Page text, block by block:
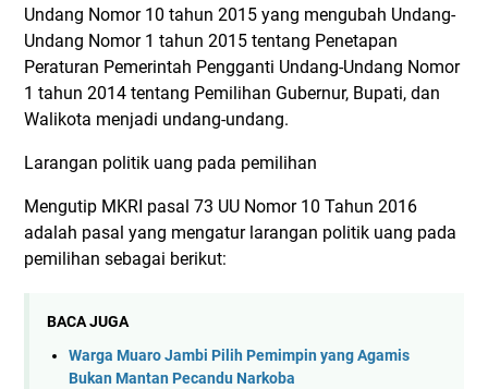
Undang Nomor 10 tahun 2015 yang mengubah Undang-
Undang Nomor 1 tahun 2015 tentang Penetapan
Peraturan Pemerintah Pengganti Undang-Undang Nomor
1 tahun 2014 tentang Pemilihan Gubernur, Bupati, dan
Walikota menjadi undang-undang.
Larangan politik uang pada pemilihan
Mengutip MKRI pasal 73 UU Nomor 10 Tahun 2016
adalah pasal yang mengatur larangan politik uang pada
pemilihan sebagai berikut:
BACA JUGA
Warga Muaro Jambi Pilih Pemimpin yang Agamis
Bukan Mantan Pecandu Narkoba